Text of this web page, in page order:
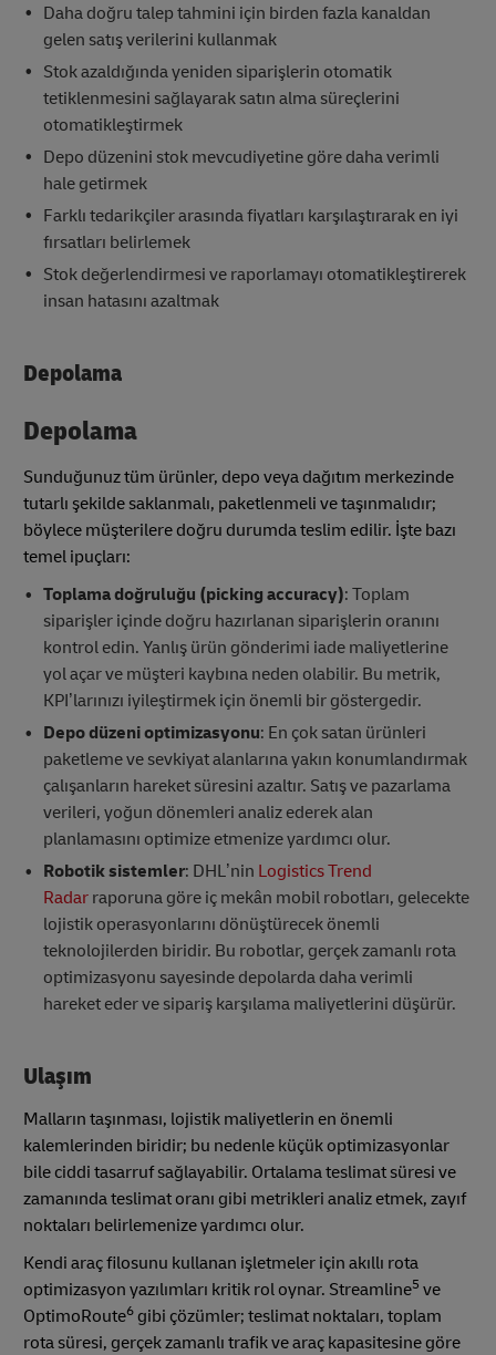
Daha doğru talep tahmini için birden fazla kanaldan
gelen satış verilerini kullanmak
Stok azaldığında yeniden siparişlerin otomatik
tetiklenmesini sağlayarak satın alma süreçlerini
otomatikleştirmek
Depo düzenini stok mevcudiyetine göre daha verimli
hale getirmek
Farklı tedarikçiler arasında fiyatları karşılaştırarak en iyi
fırsatları belirlemek
Stok değerlendirmesi ve raporlamayı otomatikleştirerek
insan hatasını azaltmak
Depolama
Depolama
Sunduğunuz tüm ürünler, depo veya dağıtım merkezinde
tutarlı şekilde saklanmalı, paketlenmeli ve taşınmalıdır;
böylece müşterilere doğru durumda teslim edilir. İşte bazı
temel ipuçları:
Toplama doğruluğu (picking accuracy): Toplam
siparişler içinde doğru hazırlanan siparişlerin oranını
kontrol edin. Yanlış ürün gönderimi iade maliyetlerine
yol açar ve müşteri kaybına neden olabilir. Bu metrik,
KPI’larınızı iyileştirmek için önemli bir göstergedir.
Depo düzeni optimizasyonu: En çok satan ürünleri
paketleme ve sevkiyat alanlarına yakın konumlandırmak
çalışanların hareket süresini azaltır. Satış ve pazarlama
verileri, yoğun dönemleri analiz ederek alan
planlamasını optimize etmenize yardımcı olur.
Robotik sistemler: DHL’nin Logistics Trend
Radarraporuna göre iç mekân mobil robotları, gelecekte
lojistik operasyonlarını dönüştürecek önemli
teknolojilerden biridir. Bu robotlar, gerçek zamanlı rota
optimizasyonu sayesinde depolarda daha verimli
hareket eder ve sipariş karşılama maliyetlerini düşürür.
Ulaşım
Malların taşınması, lojistik maliyetlerin en önemli
kalemlerinden biridir; bu nedenle küçük optimizasyonlar
bile ciddi tasarruf sağlayabilir. Ortalama teslimat süresi ve
zamanında teslimat oranı gibi metrikleri analiz etmek, zayıf
noktaları belirlemenize yardımcı olur.
Kendi araç filosunu kullanan işletmeler için akıllı rota
optimizasyon yazılımları kritik rol oynar. Streamline5 ve
OptimoRoute6 gibi çözümler; teslimat noktaları, toplam
rota süresi, gerçek zamanlı trafik ve araç kapasitesine göre